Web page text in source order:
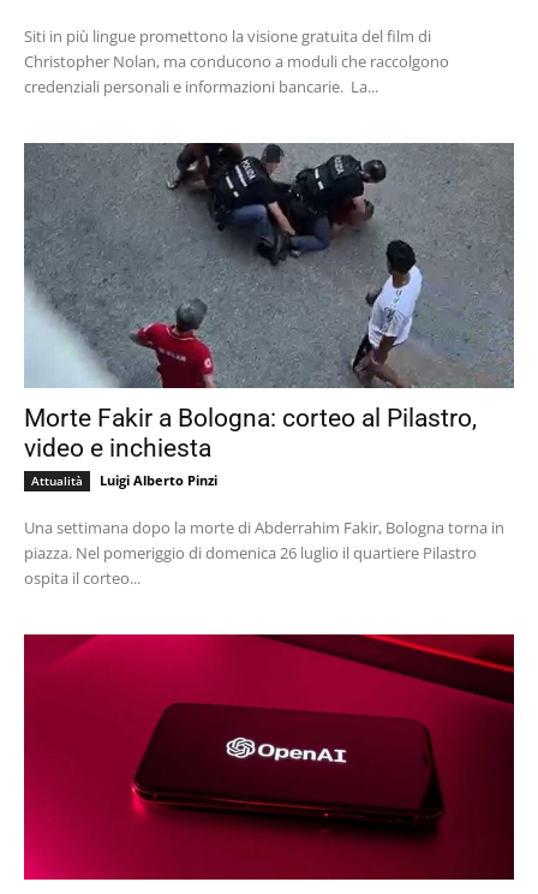
Siti in più lingue promettono la visione gratuita del film di
Christopher Nolan, ma conducono a moduli che raccolgono
credenziali personali e informazioni bancarie. La...
Morte Fakir a Bologna: corteo al Pilastro,
video e inchiesta
Attualità Luigi Alberto Pinzi
Una settimana dopo la morte di Abderrahim Fakir, Bologna torna in
piazza. Nel pomeriggio di domenica 26 luglio il quartiere Pilastro
ospita il corteo...